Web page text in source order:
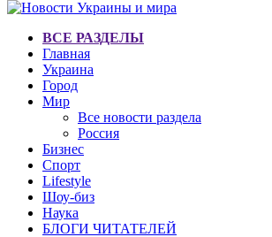
ВСЕ РАЗДЕЛЫ
Главная
Украина
Город
Мир
Все новости раздела
Россия
Бизнес
Спорт
Lifestyle
Шоу-биз
Наука
БЛОГИ ЧИТАТЕЛЕЙ